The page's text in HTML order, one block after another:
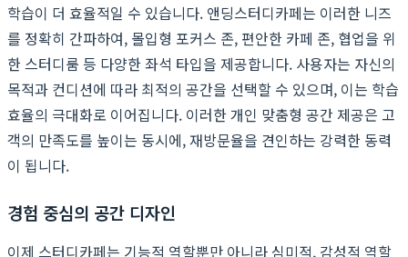
학습이 더 효율적일 수 있습니다. 앤딩스터디카페는 이러한 니즈
를 정확히 간파하여, 몰입형 포커스 존, 편안한 카페 존, 협업을 위
한 스터디룸 등 다양한 좌석 타입을 제공합니다. 사용자는 자신의
목적과 컨디션에 따라 최적의 공간을 선택할 수 있으며, 이는 학습
효율의 극대화로 이어집니다. 이러한 개인 맞춤형 공간 제공은 고
객의 만족도를 높이는 동시에, 재방문율을 견인하는 강력한 동력
이 됩니다.
경험 중심의 공간 디자인
이제 스터디카페는 기능적 역할뿐만 아니라 심미적, 감성적 역할